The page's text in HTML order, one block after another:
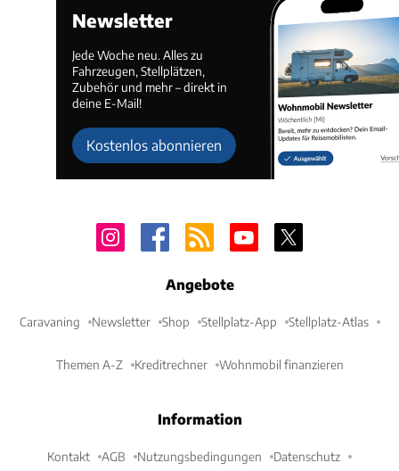
Newsletter
Jede Woche neu. Alles zu
Fahrzeugen, Stellplätzen,
Zubehör und mehr – direkt in
deine E-Mail!
Kostenlos abonnieren
Angebote
Caravaning Newsletter Shop Stellplatz-App Stellplatz-Atlas
Themen A-Z Kreditrechner Wohnmobil finanzieren
Information
Kontakt AGB Nutzungsbedingungen Datenschutz